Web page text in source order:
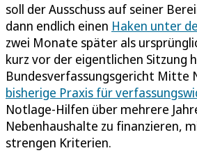
soll der Ausschuss auf seiner
dann endlich einen Haken unter
zwei Monate später als
kurz vor der eigentlichen Sitzung
Bundesverfassungsgericht Mitte
bisherige Praxis für
Notlage-Hilfen über mehrere
Nebenhaushalte zu finanzieren,
strengen Kriterien.